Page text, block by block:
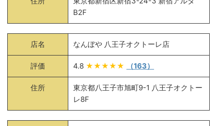
B2F
店名 なんぼや 八王子オクトーレ店
評価 4.8 ★★★★★ （163）
住所
東京都八王子市旭町9-1 八王子オクトー
レ8F